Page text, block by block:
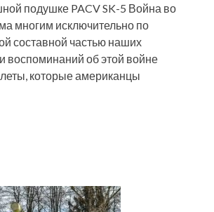
подушке PACV SK-5 Война во
многим исключительно по
составной частью наших
воспоминаний об этой войне
которые американцы